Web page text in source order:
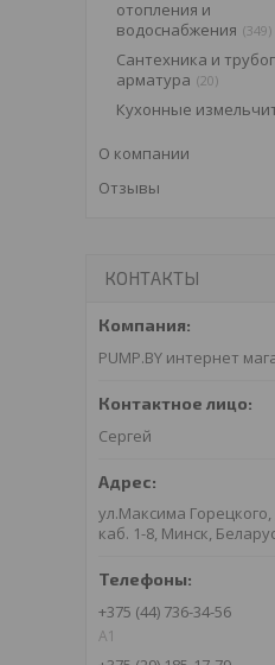
отопления и
водоснабжения 349
Сантехника и
арматура 20
Кухонные
О компании
Отзывы
КОНТАКТЫ
PUMP.BY интернет
Сергей
ул.Максима Горецкого,
каб. 1-8, Минск,
+375 (44) 736-34-56
A1